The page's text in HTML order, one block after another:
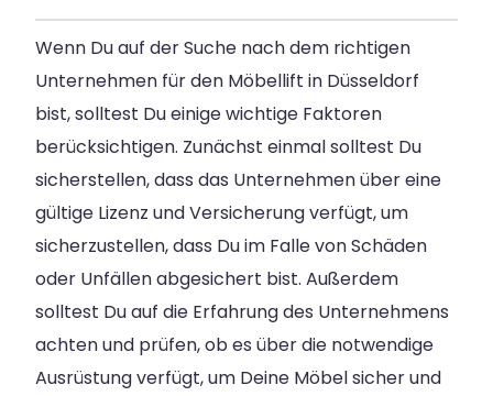
Wenn Du auf der Suche nach dem richtigen
Unternehmen für den Möbellift in Düsseldorf
bist, solltest Du einige wichtige Faktoren
berücksichtigen. Zunächst einmal solltest Du
sicherstellen, dass das Unternehmen über eine
gültige Lizenz und Versicherung verfügt, um
sicherzustellen, dass Du im Falle von Schäden
oder Unfällen abgesichert bist. Außerdem
solltest Du auf die Erfahrung des Unternehmens
achten und prüfen, ob es über die notwendige
Ausrüstung verfügt, um Deine Möbel sicher und